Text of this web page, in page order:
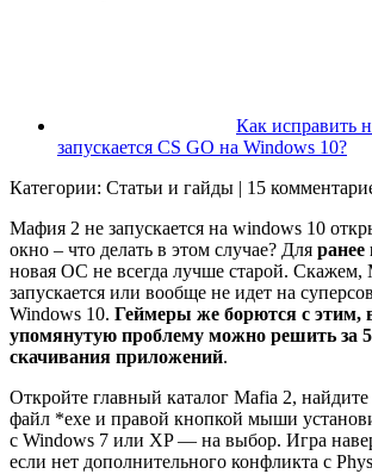
Как исправить
запускается CS GO на Windows 10?
Категории: Статьи и гайды | 15
Мафия 2 не запускается на windows 10
окно – что делать в этом случае? Для
новая ОС не всегда лучше старой.
запускается или вообще не идет на
Windows 10. Геймеры же борются с этим,
упомянутую проблему можно решить за
скачивания приложений.
Откройте главный каталог Mafia 2,
файл *exe и правой кнопкой мыши
с Windows 7 или XP — на выбор. Игра
если нет дополнительного конфликта с